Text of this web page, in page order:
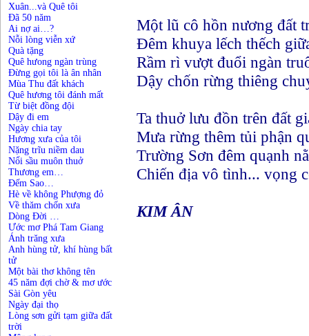
Xuân...và Quê tôi
Đã 50 năm
Ai nợ ai…?
Nỗi lòng viễn xứ
Quà tặng
Quê hưong ngàn trùng
Đừng gọi tôi là ân nhân
Mùa Thu đất khách
Quê hương tôi đánh mất
Từ biệt đồng đội
Dậy đi em
Ngày chia tay
Hương xưa của tôi
Nặng trĩu niềm dau
Nổi sầu muôn thuở
Thương em…
Đếm Sao…
Hè về không Phượng đỏ
Về thăm chốn xưa
Dòng Đời …
Ước mơ Phá Tam Giang
Ánh trăng xưa
Anh hùng tử, khí hùng bất
tử
Một bài thơ không tên
45 năm đợi chờ & mơ ước
Sài Gòn yêu
Ngày đại thọ
Lòng sơn gửi tạm giữa đất
trời
Một lũ cô hồn nương đất
Đêm khuya lếch thếch
Rầm rì vượt đuổi ngàn
Dậy chốn rừng thiêng
Ta thuở lưu đồn trên đất
Mưa rừng thêm tủi phận
Trường Sơn đêm quạnh
Chiến địa vô tình... vọng
KIM ÂN